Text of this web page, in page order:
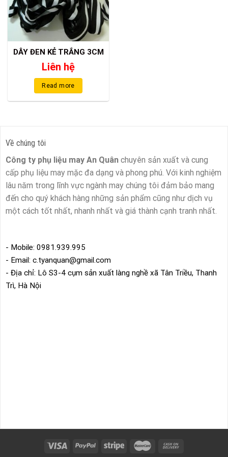
DÂY ĐEN KẺ TRẮNG 3CM
Liên hệ
Read more
Về chúng tôi
Công ty phụ liệu may An Quân chuyên sản xuất và cung
cấp phụ liệu may mặc đa dạng và phong phú. Với kinh nghiệm
lâu năm trong lĩnh vực ngành may chúng tôi đảm bảo mang
đến cho quý khách hàng những sản phẩm cũng như dịch vụ
một cách tốt nhất, nhanh nhất và giá thành cạnh tranh nhất.
- Mobile: 0981.939.995
- Email: c.tyanquan@gmail.com
- Địa chỉ: Lô S3-4 cụm sản xuất làng nghề xã Tân Triều, Thanh
Trì, Hà Nội